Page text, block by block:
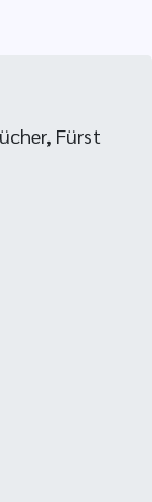
Fürst